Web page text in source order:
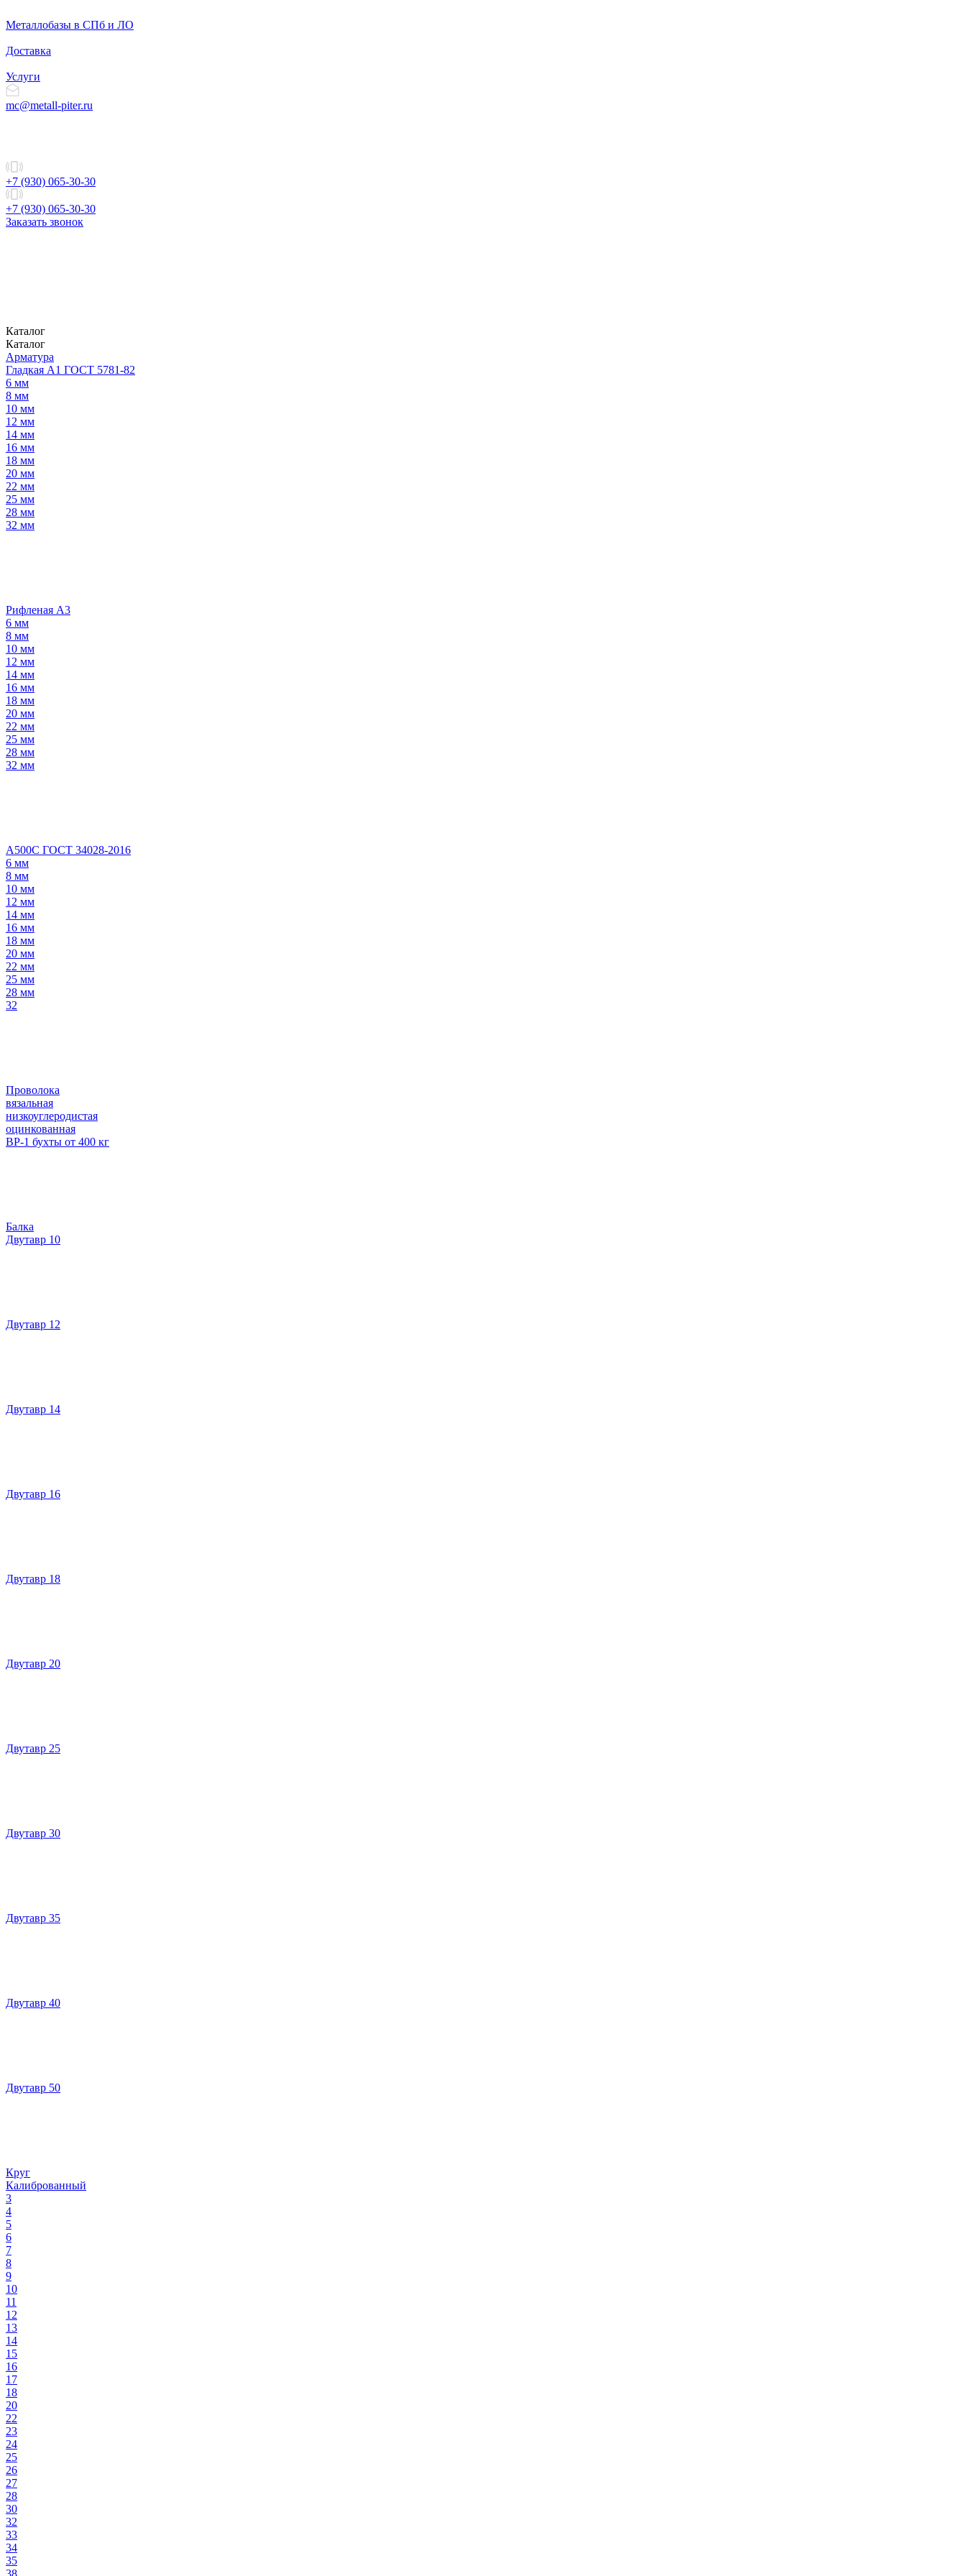
Металлобазы в СПб и ЛО
Доставка
Услуги
mc@metall-piter.ru
+7 (930) 065-30-30
+7 (930) 065-30-30
Заказать звонок
Каталог
Каталог
Арматура
Гладкая А1 ГОСТ 5781-82
6 мм
8 мм
10 мм
12 мм
14 мм
16 мм
18 мм
20 мм
22 мм
25 мм
28 мм
32 мм
Рифленая А3
6 мм
8 мм
10 мм
12 мм
14 мм
16 мм
18 мм
20 мм
22 мм
25 мм
28 мм
32 мм
А500С ГОСТ 34028-2016
6 мм
8 мм
10 мм
12 мм
14 мм
16 мм
18 мм
20 мм
22 мм
25 мм
28 мм
32
Проволока
вязальная
низкоуглеродистая
оцинкованная
ВР-1 бухты от 400 кг
Балка
Двутавр 10
Двутавр 12
Двутавр 14
Двутавр 16
Двутавр 18
Двутавр 20
Двутавр 25
Двутавр 30
Двутавр 35
Двутавр 40
Двутавр 50
Круг
Калиброванный
3
4
5
6
7
8
9
10
11
12
13
14
15
16
17
18
20
22
23
24
25
26
27
28
30
32
33
34
35
38